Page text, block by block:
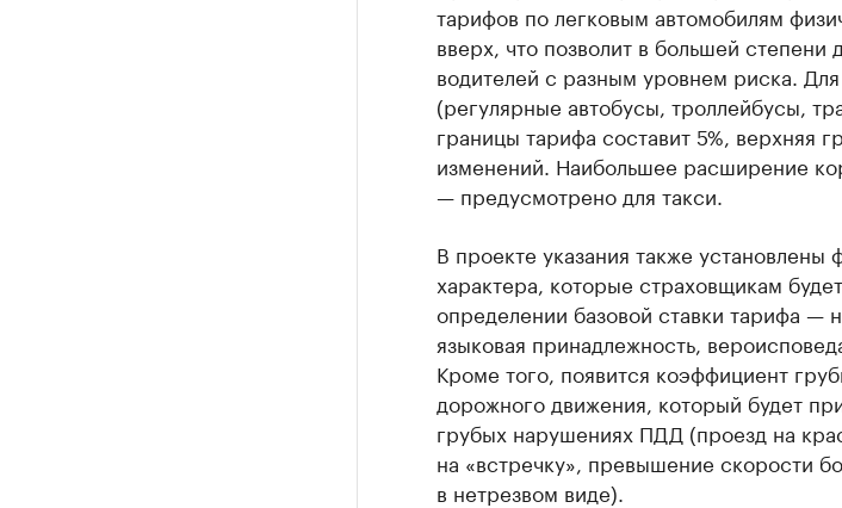
тарифов по легковым автомобилям
вверх, что позволит в большей
водителей с разным уровнем риска.
(регулярные автобусы, троллейбусы,
границы тарифа составит 5%, верхняя
изменений. Наибольшее расширение
— предусмотрено для такси.
В проекте указания также
характера, которые страховщикам
определении базовой ставки тарифа —
языковая принадлежность,
Кроме того, появится коэффициент
дорожного движения, который будет
грубых нарушениях ПДД (проезд на
на «встречку», превышение скорости
в нетрезвом виде).